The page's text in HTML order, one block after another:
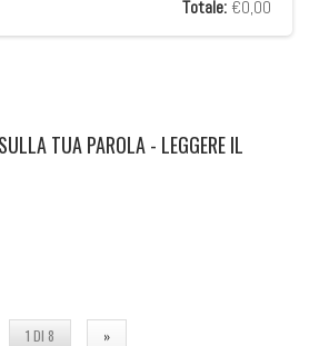
Totale: €0,00
TUA PAROLA - LEGGERE IL
1 DI 8 »